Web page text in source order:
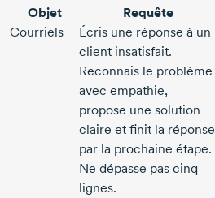
Objet Requête
Courriels
Écris une réponse à un
client insatisfait.
Reconnais le problème
avec empathie,
propose une solution
claire et finit la réponse
par la prochaine étape.
Ne dépasse pas cinq
lignes.